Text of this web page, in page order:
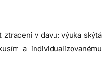
v davu: výuka skýtá
a individualizovanému